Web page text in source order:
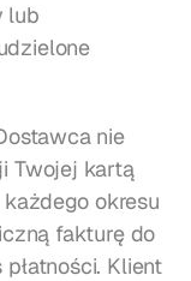
lub
nie
Twojej kartą
okresu
fakturę do
Klient